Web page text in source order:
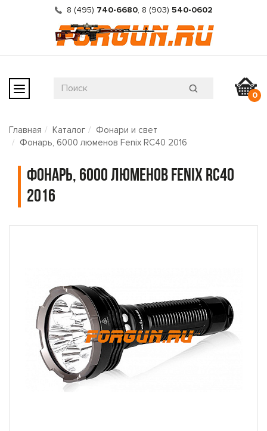
8 (495) 740-6680, 8 (903) 540-0602
0
Главная Каталог
Фонари и свет
Фонарь, 6000 люменов Fenix RC40 2016
Фонарь, 6000 люменов Fenix RC40
2016